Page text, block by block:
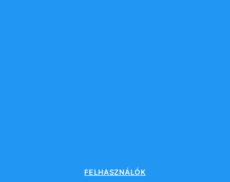
FELHASZNÁLÓK